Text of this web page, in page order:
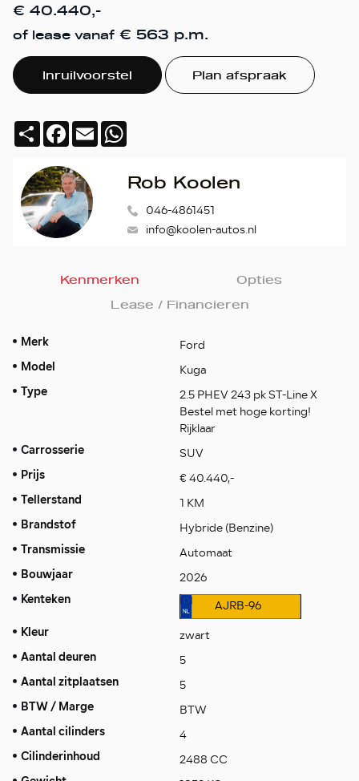
€ 40.440,-
of lease vanaf € 563 p.m.
Inruilvoorstel Plan afspraak
DeelFacebook
Email
Rob Koolen
046-4861451
info@koolen-autos.nl
Kenmerken
Opties
Lease / Financieren
Merk Ford
Model Kuga
Type
2.5 PHEV 243 pk ST-Line X
Bestel met hoge korting!
Rijklaar
Carrosserie SUV
Prijs € 40.440,-
Tellerstand 1 KM
Brandstof Hybride (Benzine)
Transmissie Automaat
Bouwjaar 2026
Kenteken AJRB-96
Kleur zwart
Aantal deuren 5
Aantal zitplaatsen 5
BTW / Marge BTW
Aantal cilinders 4
Cilinderinhoud 2488 CC